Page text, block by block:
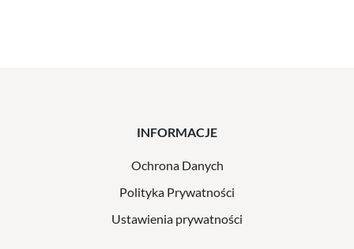
INFORMACJE
Ochrona Danych
Polityka Prywatności
Ustawienia prywatności